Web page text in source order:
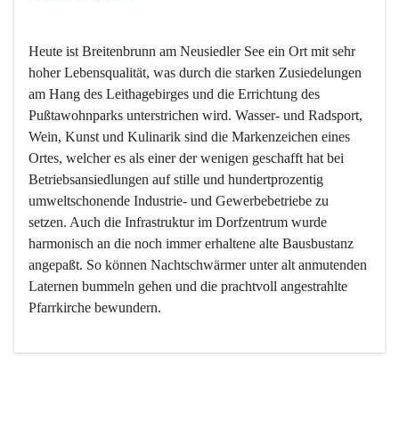
Heute ist Breitenbrunn am Neusiedler See ein Ort mit sehr
hoher Lebensqualität, was durch die starken Zusiedelungen
am Hang des Leithagebirges und die Errichtung des
Pußtawohnparks unterstrichen wird. Wasser- und Radsport,
Wein, Kunst und Kulinarik sind die Markenzeichen eines
Ortes, welcher es als einer der wenigen geschafft hat bei
Betriebsansiedlungen auf stille und hundertprozentig
umweltschonende Industrie- und Gewerbebetriebe zu
setzen. Auch die Infrastruktur im Dorfzentrum wurde
harmonisch an die noch immer erhaltene alte Bausbustanz
angepaßt. So können Nachtschwärmer unter alt anmutenden
Laternen bummeln gehen und die prachtvoll angestrahlte
Pfarrkirche bewundern.
Der Weinbau dominert heute nicht mehr, ist aber integrativer